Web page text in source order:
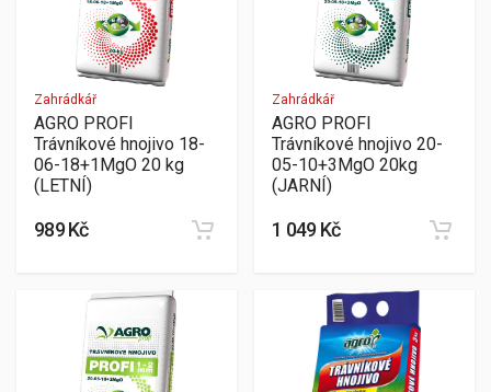
Zahrádkář
AGRO PROFI
Trávníkové hnojivo 18-
06-18+1MgO 20 kg
(LETNÍ)
989 Kč
Zahrádkář
AGRO PROFI
Trávníkové hnojivo 20-
05-10+3MgO 20kg
(JARNÍ)
1 049 Kč